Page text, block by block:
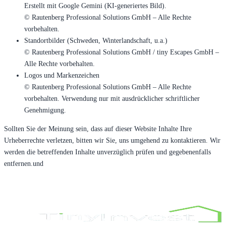
Erstellt mit Google Gemini (KI-generiertes Bild).
© Rautenberg Professional Solutions GmbH – Alle Rechte
vorbehalten.
Standortbilder (Schweden, Winterlandschaft, u.a.)
© Rautenberg Professional Solutions GmbH / tiny Escapes GmbH –
Alle Rechte vorbehalten.
Logos und Markenzeichen
© Rautenberg Professional Solutions GmbH – Alle Rechte
vorbehalten. Verwendung nur mit ausdrücklicher schriftlicher
Genehmigung.
Sollten Sie der Meinung sein, dass auf dieser Website Inhalte Ihre
Urheberrechte verletzen, bitten wir Sie, uns umgehend zu kontaktieren. Wir
werden die betreffenden Inhalte unverzüglich prüfen und gegebenenfalls
entfernen.und